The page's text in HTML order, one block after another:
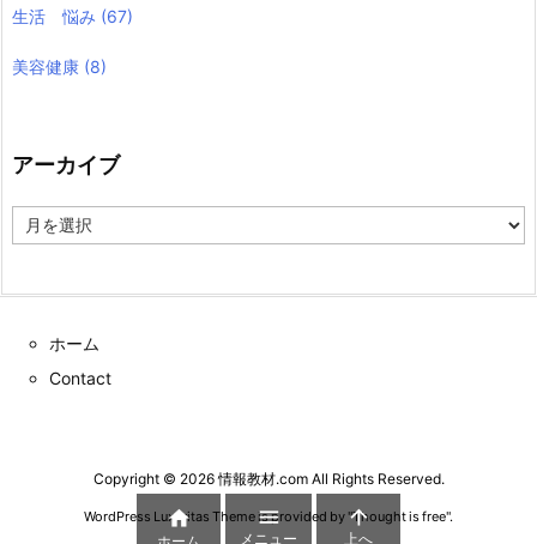
生活 悩み (67)
美容健康 (8)
アーカイブ
ー
ホーム
Contact
Copyright © 2026 情報教材.comAll Rights Reserved.
WordPress Luxeritas Theme is provided by "Thought is free".
 
メニュー

上へ